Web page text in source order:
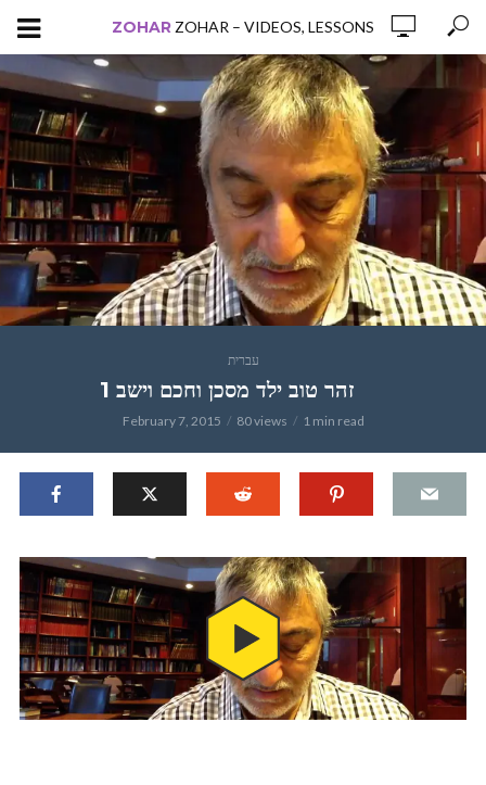
ZOHAR ZOHAR – VIDEOS, LESSONS
עברית
זהר טוב ילד מסכן וחכם וישב 1
February 7, 2015 80 views 1 min read